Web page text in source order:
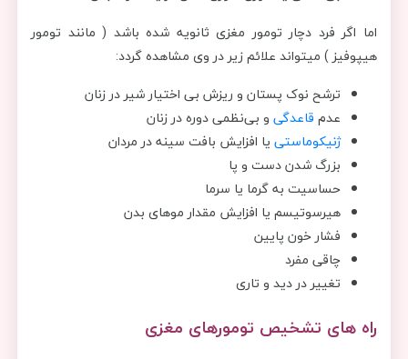
اما اگر فرد دچار تومور مغزی ثانویه شده باشد ( مانند تومور
هیپوفیز ) میتواند علائم زیر در وی مشاهده گردد:
ترشح نوک پستان و ریزش بی اختیار شیر در زنان
عدم قاعدگی و بی‌نظمی دوره در زنان
ژنیکوماستی یا افزایش بافت سینه در مردان
بزرگ شدن دست و پا
حساسیت به گرما یا سرما
هیرسوتیسم یا افزایش مقدار موهای بدن
فشار خون پایین
چاقی مفرد
تغییر در دید و تاری
راه های تشخیص تومورهای مغزی